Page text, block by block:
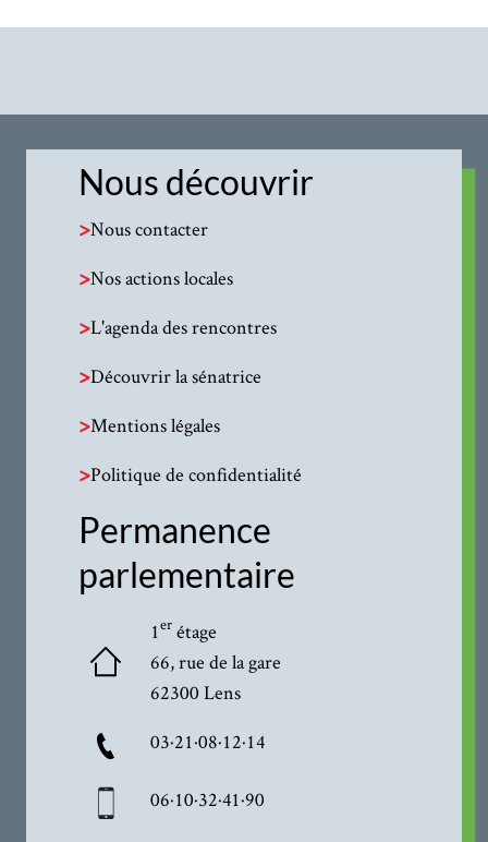
Nous découvrir
>Nous contacter
>Nos actions locales
>L'agenda des rencontres
>Découvrir la sénatrice
>Mentions légales
>Politique de confidentialité
Permanence
parlementaire
1erétage
66, rue de la gare
62300 Lens
03·21·08·12·14
06·10·32·41·90